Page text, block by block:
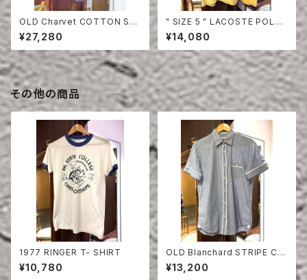
OLD Charvet COTTON SHI
RT
¥27,280
" SIZE 5 " LACOSTE POLO
SHIRT YELLOW
¥14,080
その他の商品
1977 RINGER T- SHIRT
¥10,780
OLD Blanchard STRIPE CO
TTON HALF SLEEVE SHIRT
¥13,200